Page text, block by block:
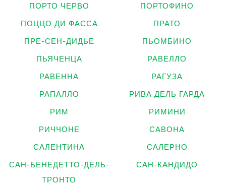
ПОРТО ЧЕРВО
ПОРТОФИНО
ПОЦЦО ДИ ФАССА
ПРАТО
ПРЕ-СЕН-ДИДЬЕ
ПЬОМБИНО
ПЬЯЧЕНЦА
РАВЕЛЛО
РАВЕННА
РАГУЗА
РАПАЛЛО
РИВА ДЕЛЬ ГАРДА
РИМ
РИМИНИ
РИЧЧОНЕ
САВОНА
САЛЕНТИНА
САЛЕРНО
САН-БЕНЕДЕТТО-ДЕЛЬ-
ТРОНТО
САН-КАНДИДО